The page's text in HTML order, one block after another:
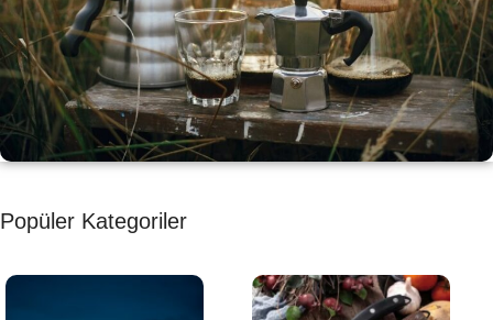
KAHVE KEYFİ
Kahvemizi Denediniz mi ?
Keşfet
Popüler Kategoriler